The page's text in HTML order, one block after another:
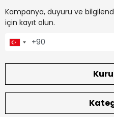
Kampanya, duyuru ve
için kayıt olun.